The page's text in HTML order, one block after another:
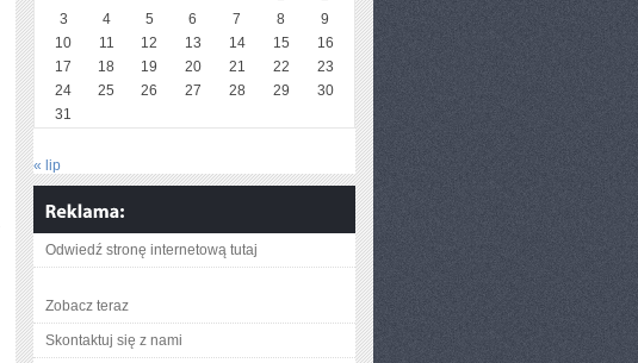
3
4 5 6 7 8
9
10
11 12 13 14 15
16
17
18 19 20 21 22
23
24
25 26 27 28 29
30
31
« lip
Odwiedź stronę internetową tutaj
Zobacz teraz
Skontaktuj się z nami